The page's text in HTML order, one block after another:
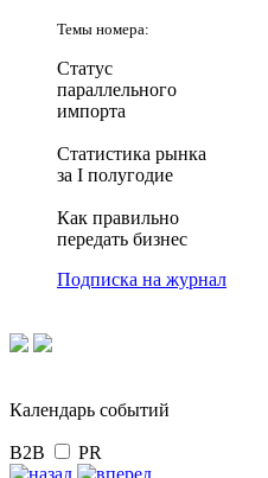
Темы номера:
Статус
параллельного
импорта
Статистика рынка
за I полугодие
Как правильно
передать бизнес
Подписка на журнал
Календарь событий
B2B PR